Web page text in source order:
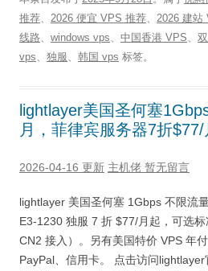
推荐、 2026 便宜 VPS 推荐、 2026 建站
线路、 windows vps、 中国香港 VPS、
vps、 独服、 韩国 vps 标签。
lightlayer美国圣何塞
月，菲律宾服务器7折$77/
2026-04-16 更新 主机佬 暂无留言
lightlayer 美国圣何塞 1Gbps 不限流
E3-1230 独服 7 折 $77/月起，可选
CN2 接入）。另有美国特价 VPS 年
PayPal、信用卡。 点击访问